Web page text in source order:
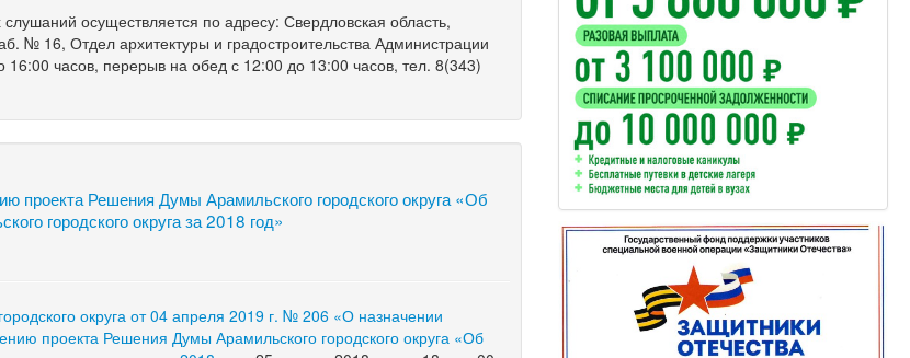
осуществляется по адресу: Свердловская область,
№ 16, Отдел архитектуры и градостроительства Администрации
16:00 часов, перерыв на обед с 12:00 до 13:00 часов, тел. 8(343)
проекта Решения Думы Арамильского городского округа «Об
городского округа за 2018 год»
округа от04 апреля 2019 г. № 206 «О назначении
проекта Решения Думы Арамильского городского округа «Об